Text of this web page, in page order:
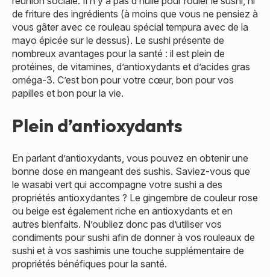
de friture des ingrédients (à moins que vous ne pensiez à
vous gâter avec ce rouleau spécial tempura avec de la
mayo épicée sur le dessus). Le sushi présente de
nombreux avantages pour la santé : il est plein de
protéines, de vitamines, d’antioxydants et d’acides gras
oméga-3. C’est bon pour votre cœur, bon pour vos
papilles et bon pour la vie.
Plein d’antioxydants
En parlant d’antioxydants, vous pouvez en obtenir une
bonne dose en mangeant des sushis. Saviez-vous que
le wasabi vert qui accompagne votre sushi a des
propriétés antioxydantes ? Le gingembre de couleur rose
ou beige est également riche en antioxydants et en
autres bienfaits. N’oubliez donc pas d’utiliser vos
condiments pour sushi afin de donner à vos rouleaux de
sushi et à vos sashimis une touche supplémentaire de
propriétés bénéfiques pour la santé.